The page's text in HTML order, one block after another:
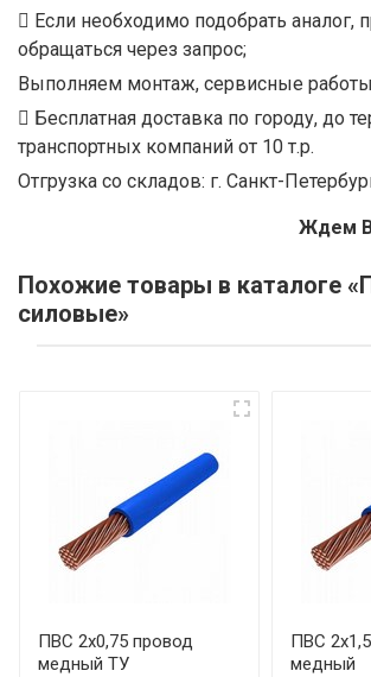
Если необходимо подобрать аналог,
обращаться через запрос;
Выполняем монтаж, сервисные
Бесплатная доставка по городу, до
транспортных компаний от 10 т.р.
Отгрузка со складов: г. Санкт-
Ждем
Похожие товары в каталоге
силовые»
ПВС 2х0,75 провод
медный ТУ
ПВС
медный